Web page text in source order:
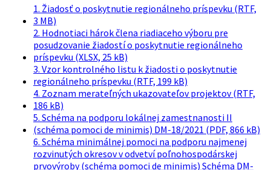
1. Žiadosť o poskytnutie regionálneho príspevku (RTF,
3 MB)
2. Hodnotiaci hárok člena riadiaceho výboru pre
posudzovanie žiadostí o poskytnutie regionálneho
príspevku (XLSX, 25 kB)
3. Vzor kontrolného listu k žiadosti o poskytnutie
regionálneho príspevku (RTF, 199 kB)
4. Zoznam merateľných ukazovateľov projektov (RTF,
186 kB)
5. Schéma na podporu lokálnej zamestnanosti II
(schéma pomoci de minimis) DM-18/2021 (PDF, 866 kB)
6. Schéma minimálnej pomoci na podporu najmenej
rozvinutých okresov v odvetví poľnohospodárskej
prvovýroby (schéma pomoci de minimis) Schéma DM-